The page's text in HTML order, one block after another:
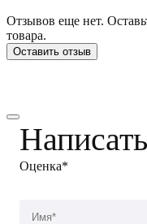
Отзывов еще нет.
товара.
Оставить отзыв
Оценка*